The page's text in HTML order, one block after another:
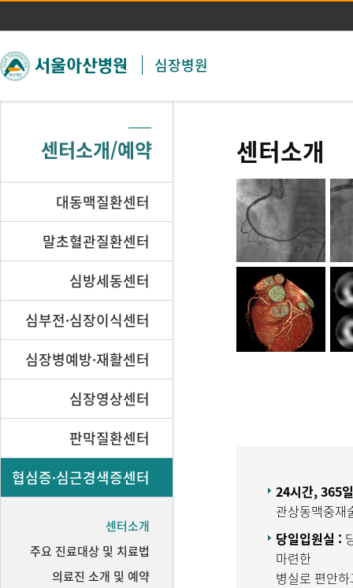
주메뉴 바로가기
본문 바로가기
심장병원
센터소개/예약
대동맥질환센터
말초혈관질환센터
심방세동센터
심부전·심장이식센터
심장병예방·재활센터
심장영상센터
판막질환센터
협심증·심근경색증센터
센터소개
주요 진료대상 및 치료법
의료진 소개 및 예약
센터소개
24시간, 365
관상동맥중재
당일입원실 :
마련한
병실로 편안